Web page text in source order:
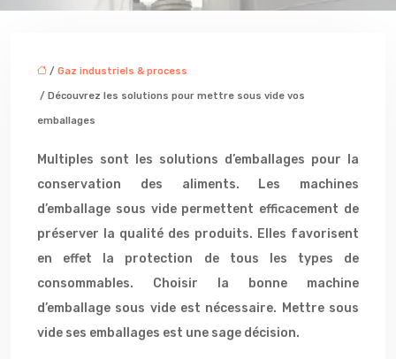
/ Gaz industriels & process
/ Découvrez les solutions pour mettre sous vide vos
emballages
Multiples sont les solutions d’emballages pour la
conservation des aliments. Les machines
d’emballage sous vide permettent efficacement de
préserver la qualité des produits. Elles favorisent
en effet la protection de tous les types de
consommables. Choisir la bonne machine
d’emballage sous vide est nécessaire. Mettre sous
vide ses emballages est une sage décision.